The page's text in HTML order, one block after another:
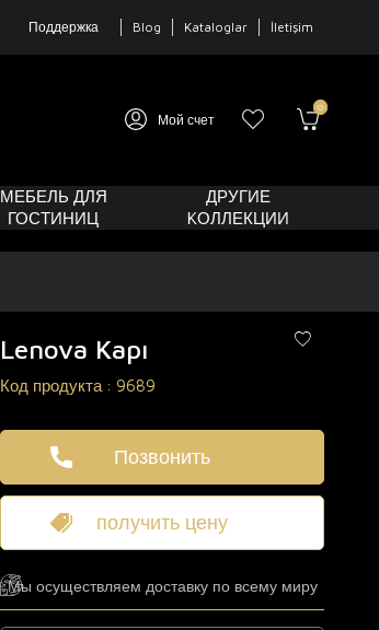
Поддержка Blog Kataloglar İletişim
Мой счет
0
МЕБЕЛЬ ДЛЯ
ГОСТИНИЦ
ДРУГИЕ
KОЛЛЕКЦИИ
Lenova Kapı
Код продукта : 9689
Позвонить
получить цену
Мы осуществляем доставку по всему миру